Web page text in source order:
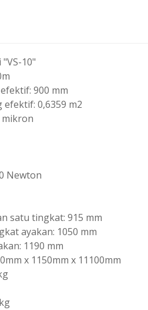
10"
900 mm
efektif: 0,6359 m2
mikron
Newton
satu tingkat: 915 mm
ayakan: 1050 mm
1190 mm
x 1150mm x 11100mm